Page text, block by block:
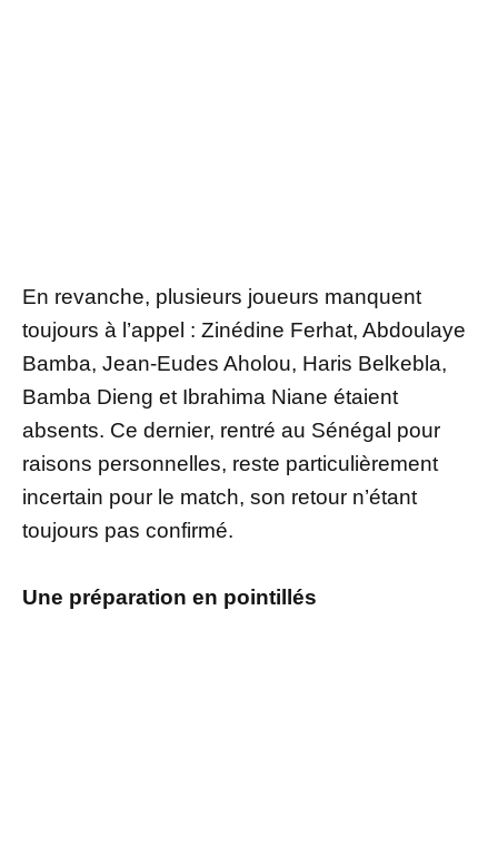
En revanche, plusieurs joueurs manquent
toujours à l’appel : Zinédine Ferhat, Abdoulaye
Bamba, Jean-Eudes Aholou, Haris Belkebla,
Bamba Dieng et Ibrahima Niane étaient
absents. Ce dernier, rentré au Sénégal pour
raisons personnelles, reste particulièrement
incertain pour le match, son retour n’étant
toujours pas confirmé.
Une préparation en pointillés